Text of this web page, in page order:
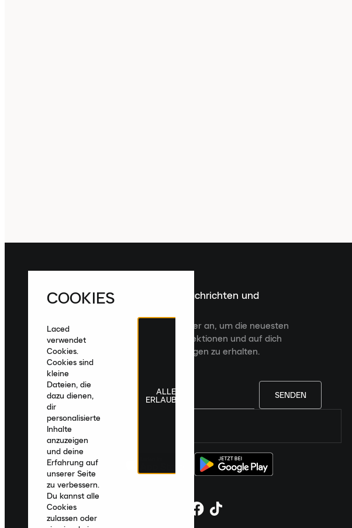
Melde dich für die neuesten Nachrichten und
Veröffentlichungen an
Melde dich für den Laced Newsletter an, um die neuesten
Veröffentlichungen, kuratierte Kollektionen und auf dich
zugeschnittene Produktempfehlungen zu erhalten.
SENDEN
COOKIES
Laced
verwendet
Cookies.
Cookies sind
kleine
Dateien, die
dazu dienen,
dir
personalisierte
Inhalte
anzuzeigen
und deine
Erfahrung auf
unserer Seite
zu verbessern.
Du kannst alle
Cookies
zulassen oder
ALLE
ERLAUBEN